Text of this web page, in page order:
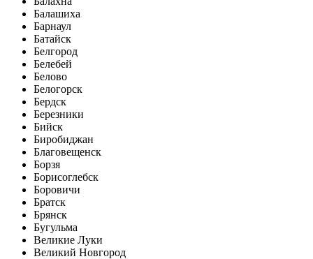
Балашиха
Барнаул
Батайск
Белгород
Белебей
Белово
Белогорск
Бердск
Березники
Бийск
Биробиджан
Благовещенск
Борзя
Борисоглебск
Боровичи
Братск
Брянск
Бугульма
Великие Луки
Великий Новгород